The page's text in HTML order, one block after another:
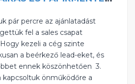
pár percre az ajánlatadást
fel a sales csapat
kezeli a cég szinte
a beérkező lead-eket, és
ennek köszönhetően ‍ 3.
önműködőre a